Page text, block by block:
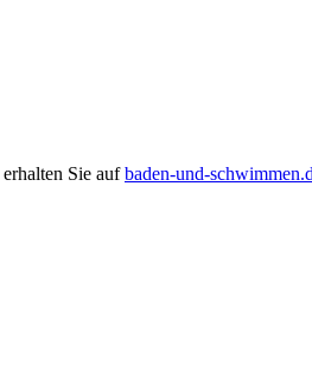
erhalten Sie aufbaden-und-